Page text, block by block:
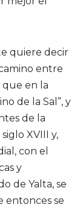
quiere decir
entre
que en la
de la Sal”, y
de la
XVIII y,
con el
y
de Yalta, se
entonces se